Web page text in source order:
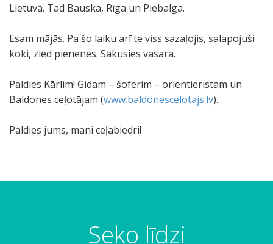
Lietuvā. Tad Bauska, Rīga un Piebalga.
Esam mājās. Pa šo laiku arī te viss sazaļojis, salapojuši
koki, zied pienenes. Sākusies vasara.
Paldies Kārlim! Gidam – šoferim – orientieristam un
Baldones ceļotājam (www.baldonescelotajs.lv).
Paldies jums, mani ceļabiedri!
Seko līdzi